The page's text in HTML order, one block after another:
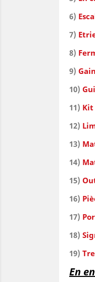
6)
7)
8)
9)
10)
11) Kit
12)
13)
14)
15)
16)
17)
18)
19)
En